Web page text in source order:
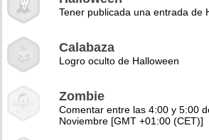
Tener publicada una entrada de
Calabaza
Logro oculto de Halloween
Zombie
Comentar entre las 4:00 y 5:00
Noviembre [GMT +01:00 (CET)]